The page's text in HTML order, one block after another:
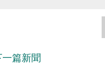
一篇新聞